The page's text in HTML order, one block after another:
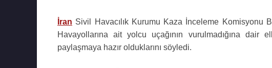
İran Sivil Havacılık Kurumu Kaza İnceleme Komisyonu
Havayollarına ait yolcu uçağının vurulmadığına
paylaşmaya hazır olduklarını söyledi.